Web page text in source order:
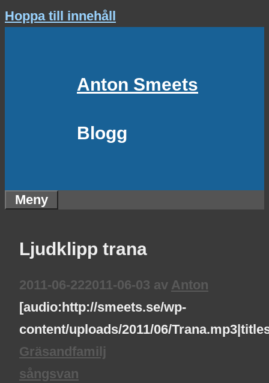
Hoppa till innehåll
Anton Smeets
Blogg
Meny
Ljudklipp trana
2011-06-222011-06-03 av Anton
[audio:http://smeets.se/wp-
content/uploads/2011/06/
Gräsandfamilj
sångsvan